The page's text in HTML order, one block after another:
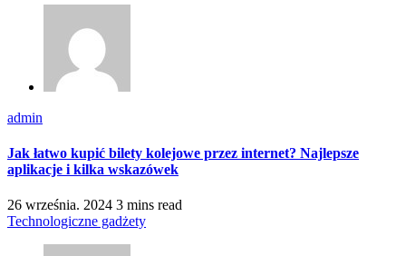
admin
Jak łatwo kupić bilety kolejowe przez internet? Najlepsze
aplikacje i kilka wskazówek
26 września. 2024 3 mins read
Technologiczne gadżety